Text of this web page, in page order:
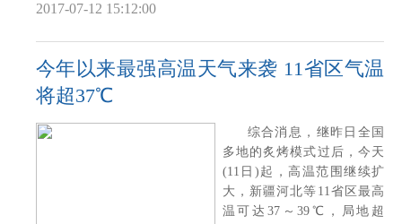
2017-07-12 15:12:00
今年以来最强高温天气来袭 11省区气温
将超37℃
综合消息，继昨日全国
多地的炙烤模式过后，今天
(11日)起，高温范围继续扩
大，新疆河北等11省区最高
温可达37～39℃，局地超